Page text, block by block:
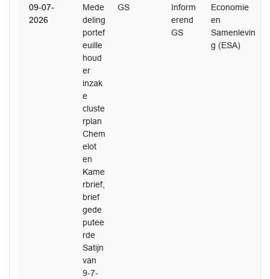
09-07-
2026
Mede
deling
portef
euille
houd
er
inzak
e
cluste
rplan
Chem
elot
en
Kame
rbrief,
brief
gede
putee
rde
Satijn
van
9-7-
GS
Inform
erend
GS
Economie
en
Samenlevin
g (ESA)